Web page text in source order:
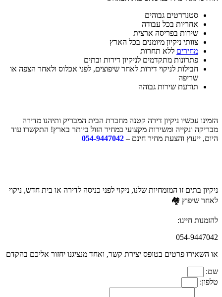
סטנדרטים גבוהים
אחריות בכל עבודה
שירות בפריסה ארצית
צוותי ניקיון מיומנים בכל הארץ
מחירים ללא תחרות
פתרונות מתקדמים לניקיון דירות ובתים
חבילות לניקוי דירות לאחר שיפוצים, לפני אכלוס ולאחר הצפה או
שריפה
תודעת שירות גבוהה
הזמינו עכשיו ניקיון דירה קטנה מחברת הבית המבריק ותיהנו מדירה
מבריקה ונקייה ומשירות מקצועי במחיר הזול ביותר בארץ! התקשרו עוד
היום, ייעוץ והצעת מחיר חינם – 054-9447042
ניקיון בתים זו המומחיות שלנו, ניקוי לפני כניסה לדירה או בית חדש, ניקוי
לאחר שיפוץ 🏘️
להזמנות חייגו:
054-9447042
או השאירו פרטים בטופס יצירת קשר, ואחד מנציגנו יחזור אליכם בהקדם
שם:
טלפון: